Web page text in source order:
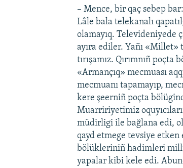
– Mence, bir qaç sebep
Lâle bala telekanalı
olamayıq. Televideniyede
ayıra ediler. Yañı «Millet»
tırışamız. Qırımnıñ
«Armançıq» mecmuası
mecmuanı tapamayıp,
kere şeerniñ poçta
Muarririyetimiz
müdirligi ile bağlana edi,
qayd etmege tevsiye etken
bölükleriniñ hadimleri
yapalar kibi kele edi.